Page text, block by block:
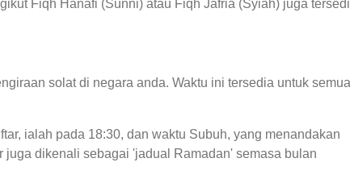
Fiqh Hanafi (Sunni) atau Fiqh Jafria (Syiah) juga
solat di negara anda. Waktu ini tersedia untuk semua
ialah pada 18:30, dan waktu Subuh, yang menandakan
juga dikenali sebagai 'jadual Ramadan' semasa bulan